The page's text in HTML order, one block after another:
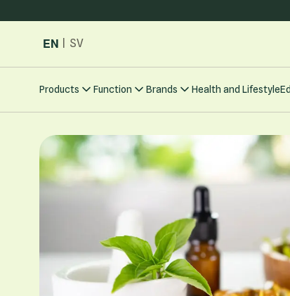
EN SV
Products Function Brands Health and Lifestyle